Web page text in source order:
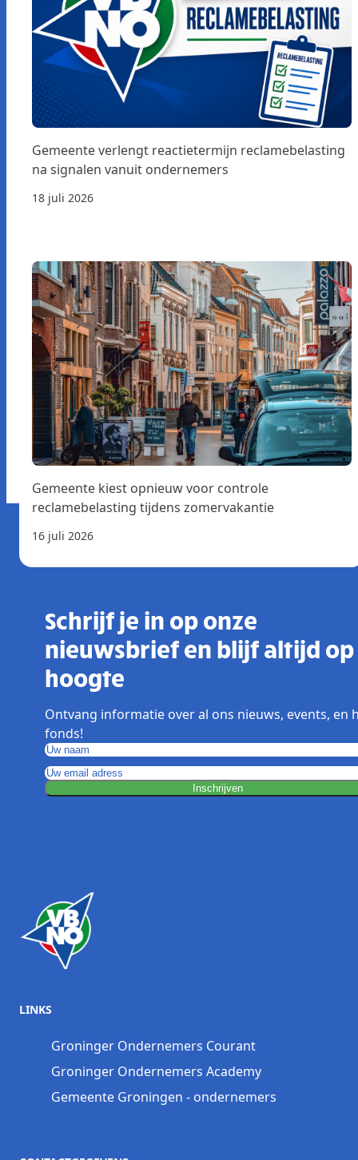
Gemeente verlengt reactietermijn reclamebelasting
na signalen vanuit ondernemers
18 juli 2026
Gemeente kiest opnieuw voor controle
reclamebelasting tijdens zomervakantie
16 juli 2026
Schrijf je in op onze
nieuwsbrief en blijf altijd op
hoogte
Ontvang informatie over al ons nieuws, events, en
fonds!
Inschrijven
LINKS
Groninger Ondernemers Courant
Groninger Ondernemers Academy
Gemeente Groningen - ondernemers